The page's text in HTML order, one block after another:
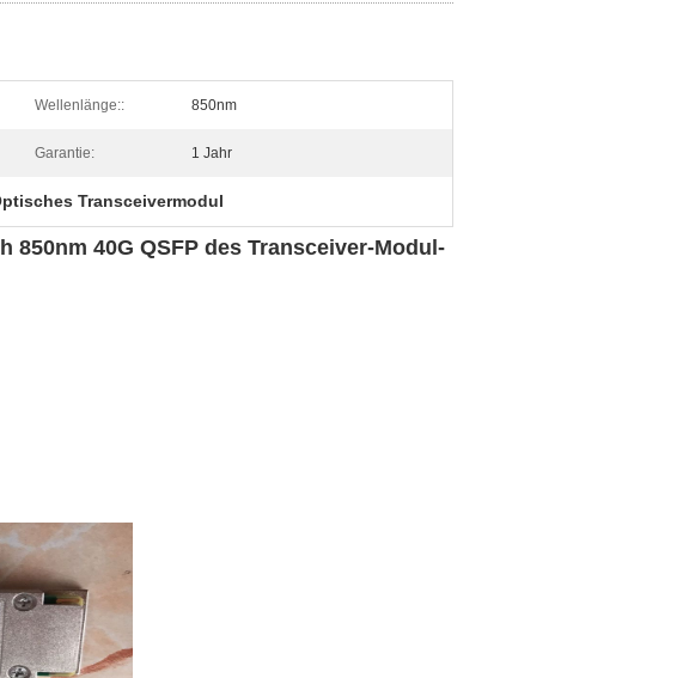
Wellenlänge:: 850nm
Garantie: 1 Jahr
Transceivermodul
40G QSFP des Transceiver-Modul-